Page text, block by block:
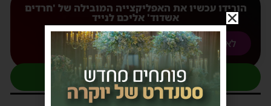
הורידו עכשיו את האפליקצייה המובילה של 'חרדים
אשדוד' אליכם לנייד
לאנדורואיד
לאפל
להצטרפות לקבוצת העדכונים בוואטסאפ